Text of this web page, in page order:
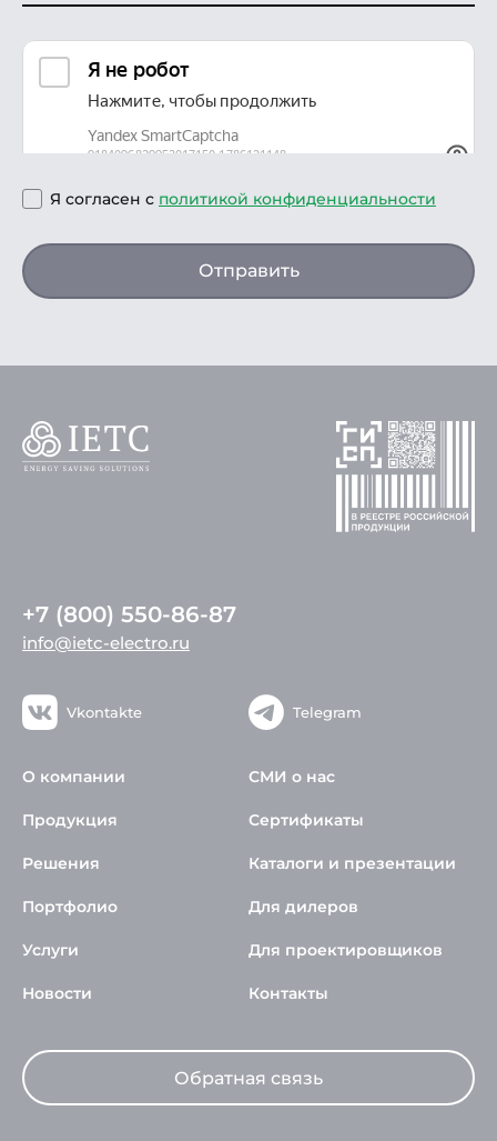
Я согласен с политикой конфиденциальности
Отправить
+7 (800) 550-86-87
info@ietc-electro.ru
Vkontakte Telegram
О компании
Продукция
Решения
Портфолио
Услуги
Новости
СМИ о нас
Сертификаты
Каталоги и презентации
Для дилеров
Для проектировщиков
Контакты
Обратная связь